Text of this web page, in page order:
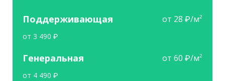
Поддерживающая от 28 ₽/м²
от 3 490 ₽
Генеральная от 60 ₽/м²
от 4 490 ₽